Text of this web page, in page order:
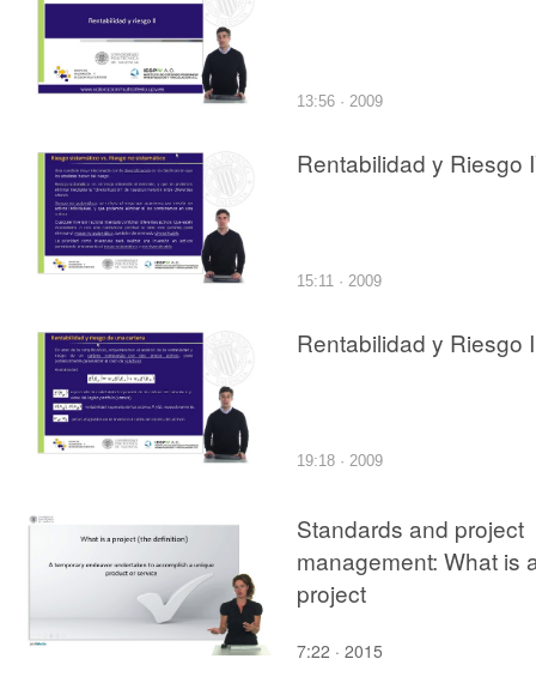
13:56 · 2009
Rentabilidad y Riesgo
15:11 · 2009
Rentabilidad y Riesgo
19:18 · 2009
Standards and project
management: What is
project
7:22 · 2015